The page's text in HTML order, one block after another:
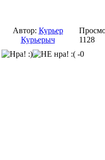
Автор: Курьер
Курьерыч
1128
-0